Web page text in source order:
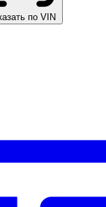
по VIN